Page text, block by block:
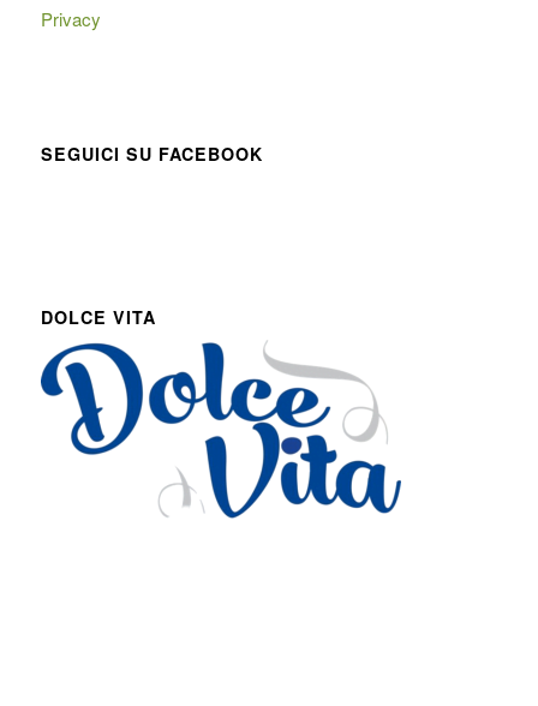
Privacy
SEGUICI SU FACEBOOK
DOLCE VITA